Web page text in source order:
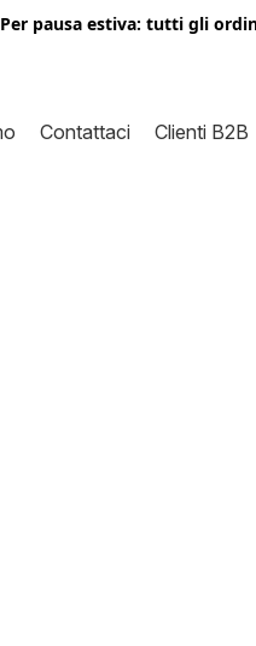
Per pausa estiva: tutti gli
Contattaci Clienti B2B